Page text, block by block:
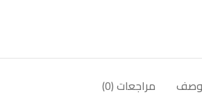
مراجعات (0)